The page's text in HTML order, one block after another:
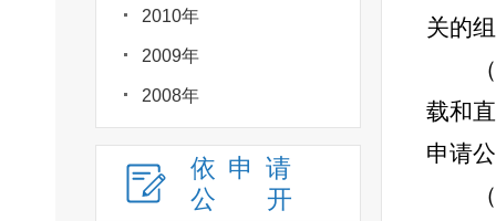
2010年
2009年
2008年
依申请
公
开
关的
载和
申请
（